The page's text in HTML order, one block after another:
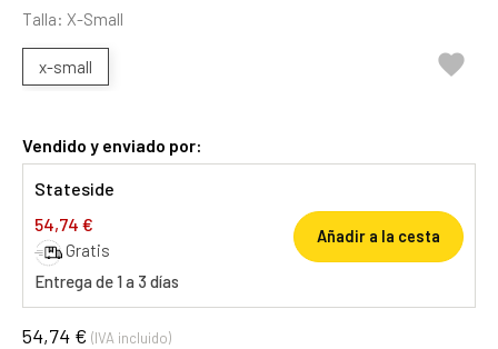
Talla: X-Small
x-small 
Vendido y enviado por:
Stateside
54,74 €
Gratis
Entrega de 1 a 3 días
Añadir a la cesta
54,74 € (IVA incluido)